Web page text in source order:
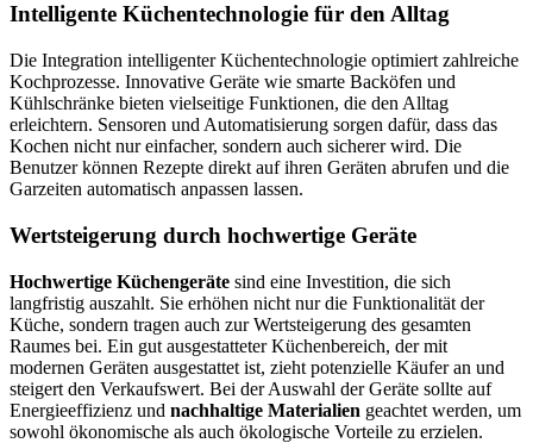
Intelligente Küchentechnologie für den Alltag
Die Integration intelligenter Küchentechnologie optimiert zahlreiche
Kochprozesse. Innovative Geräte wie smarte Backöfen und
Kühlschränke bieten vielseitige Funktionen, die den Alltag
erleichtern. Sensoren und Automatisierung sorgen dafür, dass das
Kochen nicht nur einfacher, sondern auch sicherer wird. Die
Benutzer können Rezepte direkt auf ihren Geräten abrufen und die
Garzeiten automatisch anpassen lassen.
Wertsteigerung durch hochwertige Geräte
Hochwertige Küchengeräte sind eine Investition, die sich
langfristig auszahlt. Sie erhöhen nicht nur die Funktionalität der
Küche, sondern tragen auch zur Wertsteigerung des gesamten
Raumes bei. Ein gut ausgestatteter Küchenbereich, der mit
modernen Geräten ausgestattet ist, zieht potenzielle Käufer an und
steigert den Verkaufswert. Bei der Auswahl der Geräte sollte auf
Energieeffizienz und nachhaltige Materialien geachtet werden, um
sowohl ökonomische als auch ökologische Vorteile zu erzielen.